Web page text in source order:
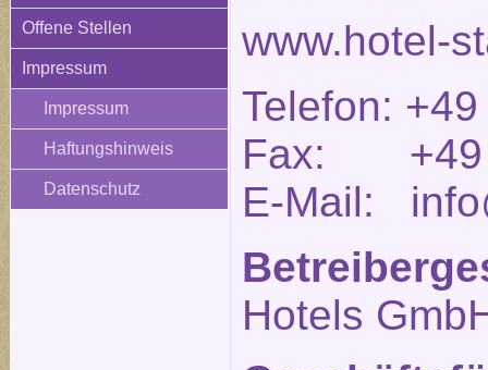
Offene Stellen
Impressum
Impressum
Haftungshinweis
Datenschutz
www.hotel-
Telefon:
Fax: +49
E-Mail:
Hotels